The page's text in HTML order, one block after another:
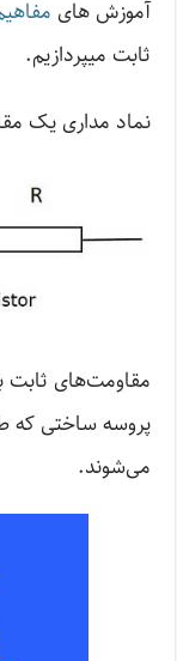
آموزش های
ثابت میپردازیم.
نماد مداری یک
مقاومت‌های ثابت
پروسه ساختی که
می‌شوند.